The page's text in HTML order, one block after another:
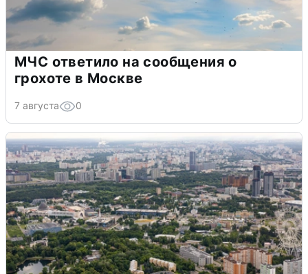
МЧС ответило на сообщения о
грохоте в Москве
7 августа 0